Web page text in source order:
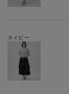
ネイビー